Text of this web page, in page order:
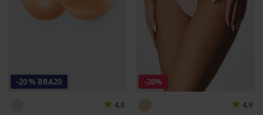
-20 % BRA20
4,8
-20%
4,9